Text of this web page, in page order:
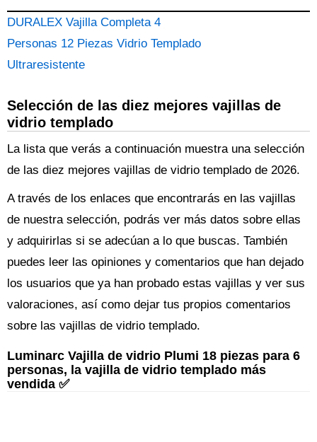
DURALEX Vajilla Completa 4
Personas 12 Piezas Vidrio Templado
Ultraresistente
Selección de las diez mejores vajillas de
vidrio templado
La lista que verás a continuación muestra una selección
de las diez mejores vajillas de vidrio templado de 2026.
A través de los enlaces que encontrarás en las vajillas
de nuestra selección, podrás ver más datos sobre ellas
y adquirirlas si se adecúan a lo que buscas. También
puedes leer las opiniones y comentarios que han dejado
los usuarios que ya han probado estas vajillas y ver sus
valoraciones, así como dejar tus propios comentarios
sobre las vajillas de vidrio templado.
Luminarc Vajilla de vidrio Plumi 18 piezas para 6
personas, la vajilla de vidrio templado más
vendida ✅